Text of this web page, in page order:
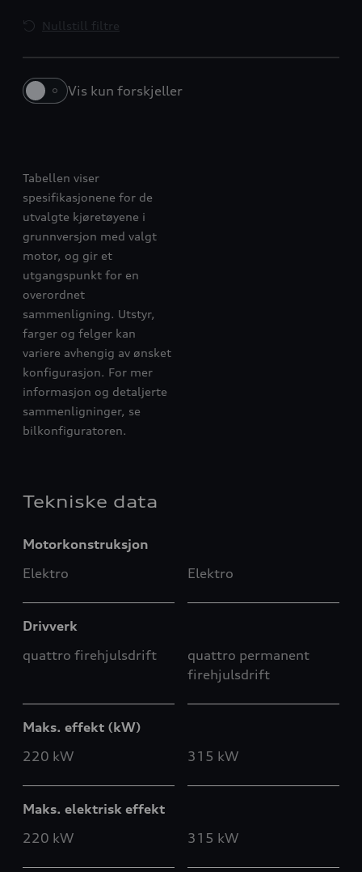
Nullstill filtre
Vis kun forskjeller
Q6 e-tron
Tabellen viser
spesifikasjonene for de
utvalgte kjøretøyene i
grunnversjon med valgt
motor, og gir et
utgangspunkt for en
overordnet
sammenligning. Utstyr,
farger og felger kan
variere avhengig av ønsket
konfigurasjon. For mer
informasjon og detaljerte
sammenligninger, se
bilkonfiguratoren.
Tekniske data
Motorkonstruksjon
Elektro
Elektro
Drivverk
quattro firehjulsdrift
quattro permanent
firehjulsdrift
Maks. effekt (kW)
220 kW
315 kW
Maks. elektrisk effekt
220 kW
315 kW